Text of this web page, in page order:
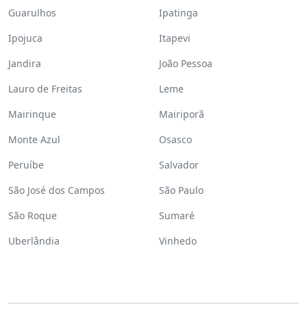
Guarulhos
Ipatinga
Ipojuca
Itapevi
Jandira
João Pessoa
Lauro de Freitas
Leme
Mairinque
Mairiporã
Monte Azul
Osasco
Peruíbe
Salvador
São José dos Campos
São Paulo
São Roque
Sumaré
Uberlândia
Vinhedo